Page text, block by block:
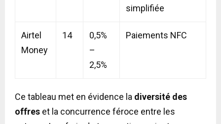
simplifiée
Airtel
Money
14
0,5%
–
2,5%
Paiements NFC
Ce tableau met en évidence la diversité des
offres et la concurrence féroce entre les